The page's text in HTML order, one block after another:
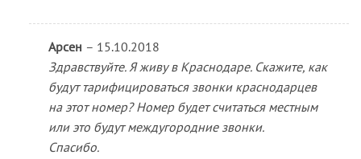
Арсен – 15.10.2018
Здравствуйте. Я живу в Краснодаре. Скажите, как
будут тарифицироваться звонки краснодарцев
на этот номер? Номер будет считаться местным
или это будут междугородние звонки.
Спасибо.